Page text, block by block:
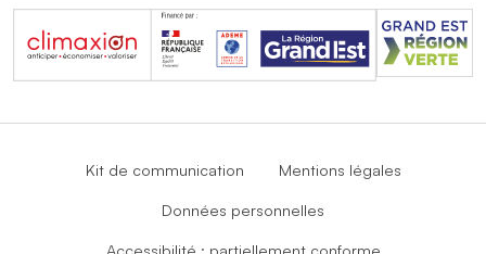
Kit de communication Mentions légales
Données personnelles
Accessibilité : partiellement conforme